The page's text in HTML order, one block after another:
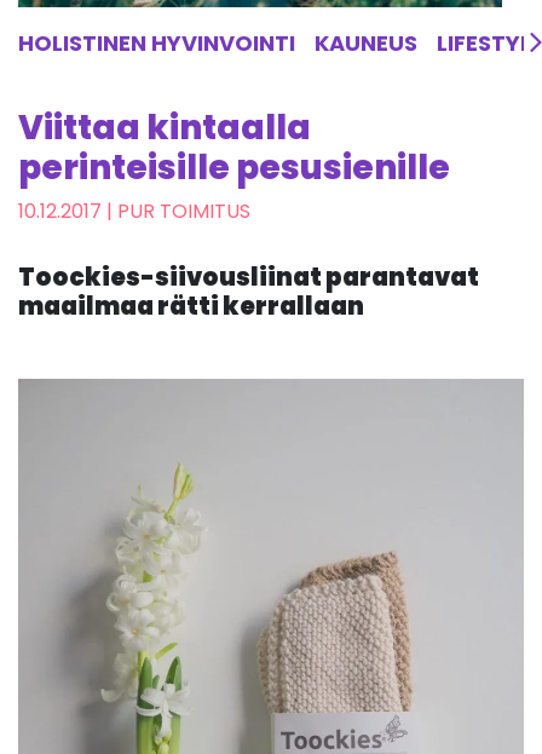
HOLISTINEN HYVINVOINTI KAUNEUS LIFESTYLE
Viittaa kintaalla
perinteisille pesusienille
10.12.2017 | PUR TOIMITUS
Toockies-siivousliinat parantavat
maailmaa rätti kerrallaan